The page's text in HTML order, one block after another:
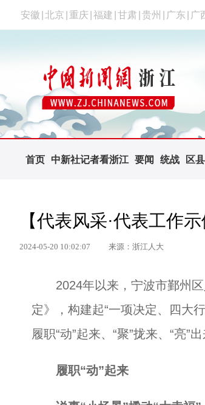
安徽 北京 重庆 福建 甘肃 贵州 广东 广
首页 中新社记者看浙江 要闻 统战 区县
【代表风采·代表工作
2024-05-20 10:02:07 来源：浙江人大
2024年以来，宁波市鄞州区
定》，构建起“一项决定、四大
履职“动”起来、“聚”拢来、“亮”
履职“动”起来